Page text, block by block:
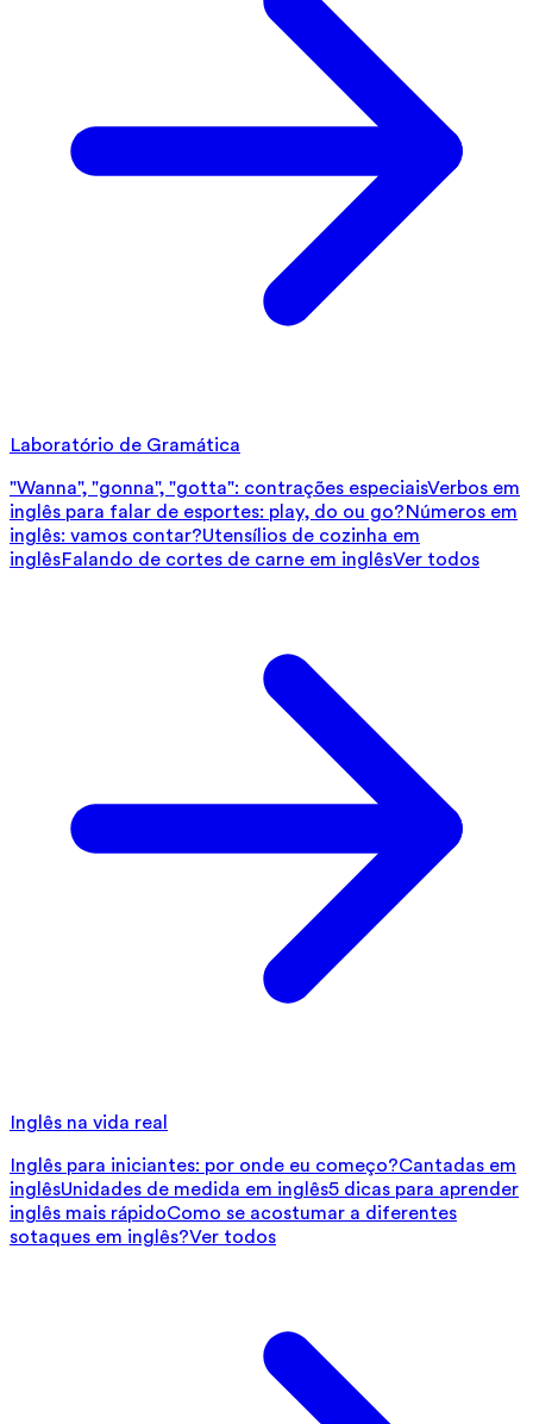
Laboratório de Gramática
"Wanna", "gonna", "gotta": contrações especiaisVerbos em
inglês para falar de esportes: play, do ou go?Números em
inglês: vamos contar?Utensílios de cozinha em
inglêsFalando de cortes de carne em inglêsVer todos
Inglês na vida real
Inglês para iniciantes: por onde eu começo?Cantadas em
inglêsUnidades de medida em inglês5 dicas para aprender
inglês mais rápidoComo se acostumar a diferentes
sotaques em inglês?Ver todos